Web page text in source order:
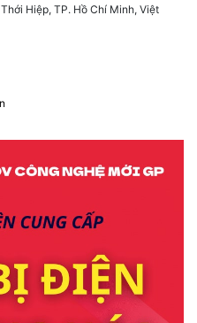
Hiệp, TP. Hồ Chí Minh, Việt